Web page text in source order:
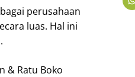
perusahaan
luas. Hal ini
& Ratu Boko